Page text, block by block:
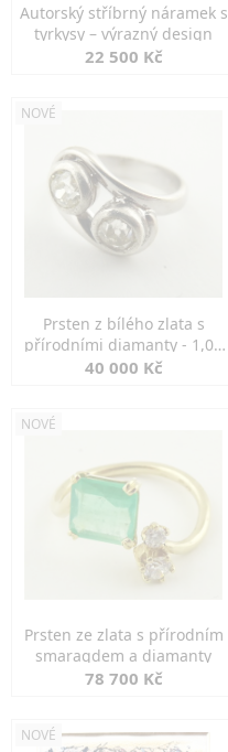
Autorský stříbrný náramek s
tyrkysy – výrazný design
22 500 Kč
NOVÉ
Prsten z bílého zlata s
přírodními diamanty - 1,00
ct
40 000 Kč
NOVÉ
Prsten ze zlata s přírodním
smaragdem a diamanty
78 700 Kč
NOVÉ